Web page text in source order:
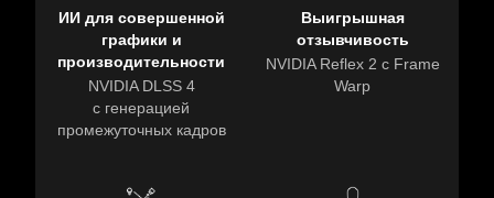
ИИ для совершенной
графики и
производительности
NVIDIA DLSS 4
с генерацией
промежуточных кадров
Выигрышная
отзывчивость
NVIDIA Reflex 2 с Frame
Warp